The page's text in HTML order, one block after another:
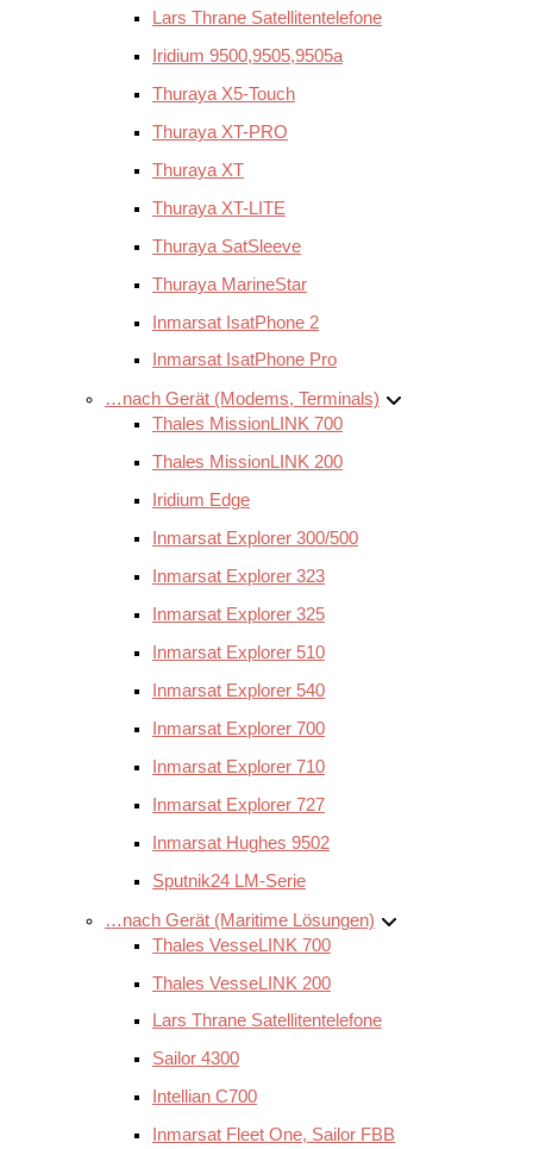
Lars Thrane Satellitentelefone
Iridium 9500,9505,9505a
Thuraya X5-Touch
Thuraya XT-PRO
Thuraya XT
Thuraya XT-LITE
Thuraya SatSleeve
Thuraya MarineStar
Inmarsat IsatPhone 2
Inmarsat IsatPhone Pro
…nach Gerät (Modems, Terminals)
Thales MissionLINK 700
Thales MissionLINK 200
Iridium Edge
Inmarsat Explorer 300/500
Inmarsat Explorer 323
Inmarsat Explorer 325
Inmarsat Explorer 510
Inmarsat Explorer 540
Inmarsat Explorer 700
Inmarsat Explorer 710
Inmarsat Explorer 727
Inmarsat Hughes 9502
Sputnik24 LM-Serie
…nach Gerät (Maritime Lösungen)
Thales VesseLINK 700
Thales VesseLINK 200
Lars Thrane Satellitentelefone
Sailor 4300
Intellian C700
Inmarsat Fleet One, Sailor FBB